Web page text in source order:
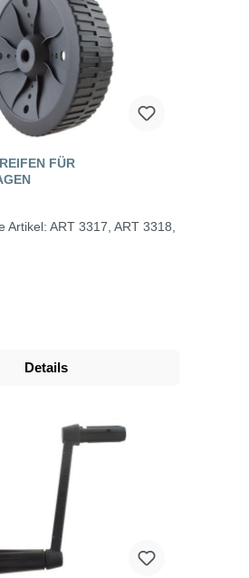
FÜR
Artikel: ART 3317, ART 3318,
Details